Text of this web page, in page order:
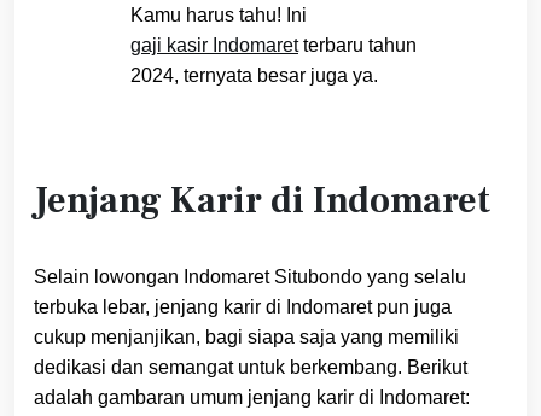
Kamu harus tahu! Ini
gaji kasir Indomaretterbaru tahun
2024, ternyata besar juga ya.
Jenjang Karir di Indomaret
Selain lowongan Indomaret Situbondo yang selalu
terbuka lebar, jenjang karir di Indomaret pun juga
cukup menjanjikan, bagi siapa saja yang memiliki
dedikasi dan semangat untuk berkembang. Berikut
adalah gambaran umum jenjang karir di Indomaret: